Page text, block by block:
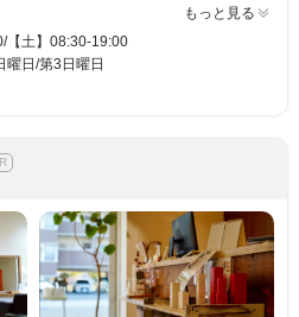
もっと見る
【土】08:30-19:00
曜日/第3日曜日